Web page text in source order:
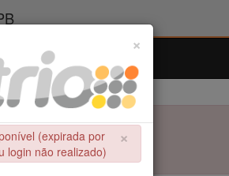
Ferramentas
×
×
(expirada por
login não realizado)